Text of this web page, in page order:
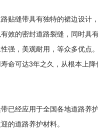
贴缝带具有独特的裙边设计
效的密封道路裂缝，同时具
强，美观耐用，等众多优点
命可达3年之久，从根本上
已经应用于全国各地道路养
的道路养护材料。